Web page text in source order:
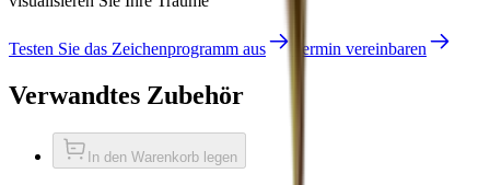
Testen Sie das Zeichenprogramm aus Termin vereinbaren
Verwandtes Zubehör
In den Warenkorb legen